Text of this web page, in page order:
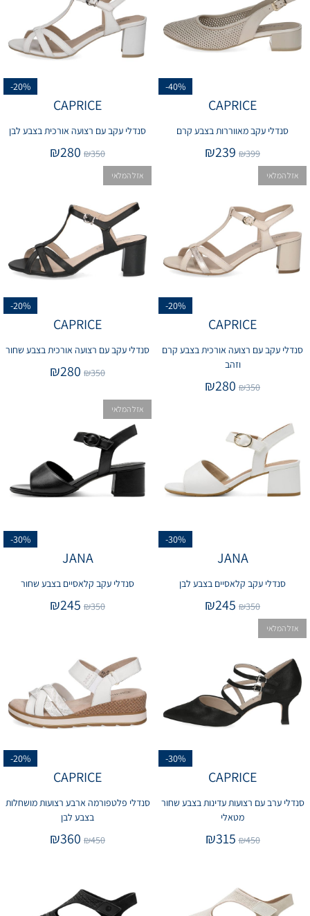
-40%
CAPRICE
סנדלי עקב מאווררות בצבע קרם
₪399
₪239
-20%
CAPRICE
סנדלי עקב עם רצועה אורכית בצבע לבן
₪350
₪280
-20%
אזל המלאי
CAPRICE
סנדלי עקב עם רצועה אורכית בצבע קרם
וזהב
₪350
₪280
-20%
אזל המלאי
CAPRICE
סנדלי עקב עם רצועה אורכית בצבע שחור
₪350
₪280
-30%
JANA
סנדלי עקב קלאסיים בצבע לבן
₪350
₪245
-30%
אזל המלאי
JANA
סנדלי עקב קלאסיים בצבע שחור
₪350
₪245
-30%
אזל המלאי
CAPRICE
סנדלי ערב עם רצועות עדינות בצבע שחור
מטאלי
₪450
₪315
-20%
CAPRICE
סנדלי פלטפורמה ארבע רצועות מושחלות
בצבע לבן
₪450
₪360